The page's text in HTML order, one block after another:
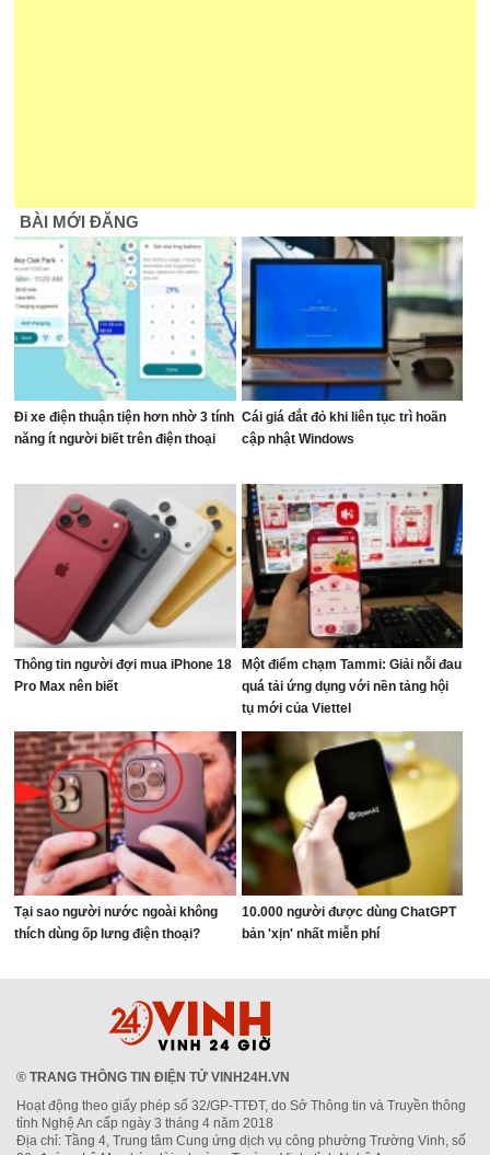
BÀI MỚI ĐĂNG
Đi xe điện thuận tiện hơn nhờ 3 tính
năng ít người biết trên điện thoại
Cái giá đắt đỏ khi liên tục trì hoãn
cập nhật Windows
Thông tin người đợi mua iPhone 18
Pro Max nên biết
Một điểm chạm Tammi: Giải nỗi đau
quá tải ứng dụng với nền tảng hội
tụ mới của Viettel
Tại sao người nước ngoài không
thích dùng ốp lưng điện thoại?
10.000 người được dùng ChatGPT
bản 'xịn' nhất miễn phí
® TRANG THÔNG TIN ĐIỆN TỬ VINH24H.VN
Hoạt động theo giấy phép số 32/GP-TTĐT, do Sở Thông tin và Truyền thông
tỉnh Nghệ An cấp ngày 3 tháng 4 năm 2018
Địa chỉ: Tầng 4, Trung tâm Cung ứng dịch vụ công phường Trường Vinh, số